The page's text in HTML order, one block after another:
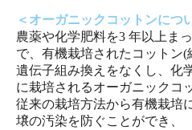
＜オーガニックコットンにつ
農薬や化学肥料を3 年以上ま
で、有機栽培されたコットン(
遺伝子組み換えをなくし、化
に栽培されるオーガニックコ
従来の栽培方法から有機栽培
壌の汚染を防ぐことができ、